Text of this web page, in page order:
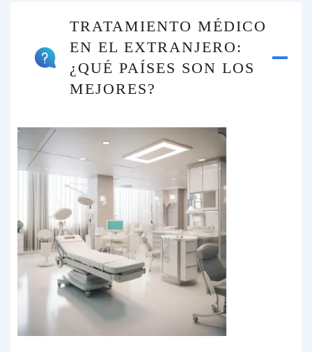
TRATAMIENTO MÉDICO
EN EL EXTRANJERO:
¿QUÉ PAÍSES SON LOS
MEJORES?